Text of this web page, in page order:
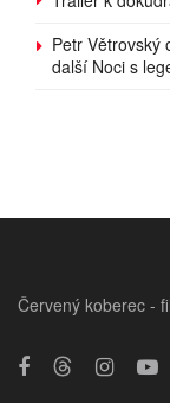
Petr Větrovský
další Noci s
Červený koberec -